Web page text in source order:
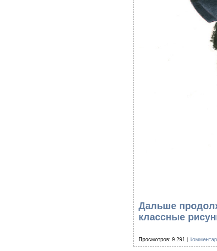
Дальше
классные
Просмотров: 9 291 |